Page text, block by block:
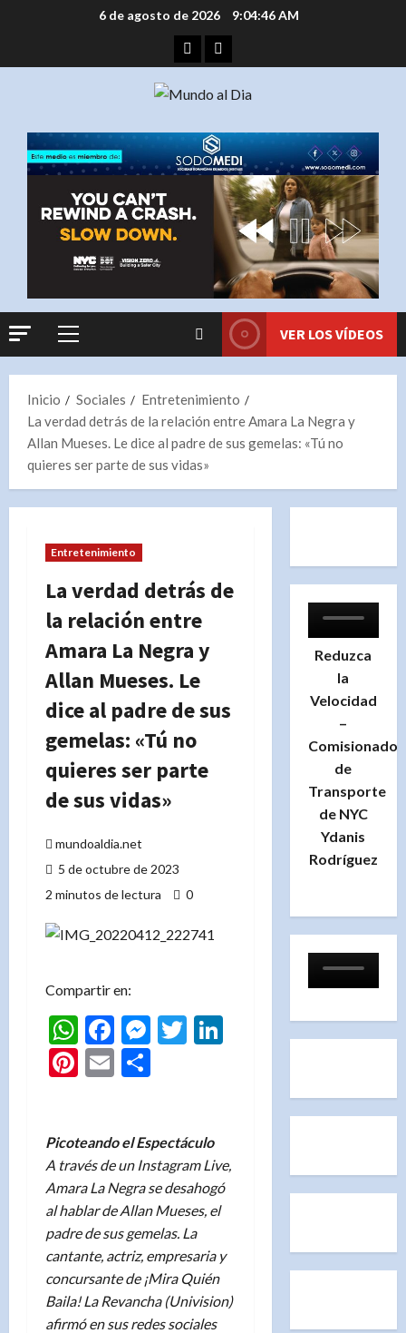
6 de agosto de 2026 9:04:46 AM
FacebookInstagram
Menú
VER LOS VÍDEOS
Inicio Sociales
Entretenimiento
La verdad detrás de la relación entre Amara La Negra y
Allan Mueses. Le dice al padre de sus gemelas: «Tú no
quieres ser parte de sus vidas»
Entretenimiento
La verdad detrás de
la relación entre
Amara La Negra y
Allan Mueses. Le
dice al padre de sus
gemelas: «Tú no
quieres ser parte
de sus vidas»
mundoaldia.net
5 de octubre de 2023
2 minutos de lectura
0
Compartir en:
WhatsApp
Facebook
Messenger
TwitterLinkedIn
Pinterest
Email
Picoteando el Espectáculo
A través de un Instagram Live,
Amara La Negra se desahogó
al hablar de Allan Mueses, el
padre de sus gemelas. La
cantante, actriz, empresaria y
concursante de ¡Mira Quién
Baila! La Revancha (Univision)
afirmó en sus redes sociales
Reduzca
la
Velocidad
–
Comisionado
de
Transporte
de NYC
Ydanis
Rodríguez